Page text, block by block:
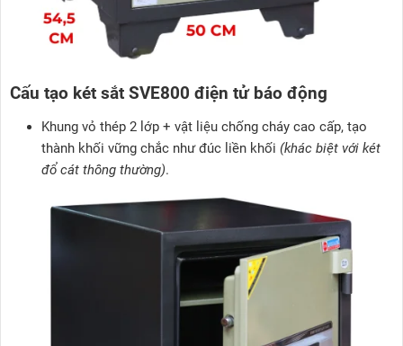
Cấu tạo két sắt SVE800 điện tử báo động
Khung vỏ thép 2 lớp + vật liệu chống cháy cao cấp, tạo
thành khối vững chắc như đúc liền khối (khác biệt với két
đổ cát thông thường).